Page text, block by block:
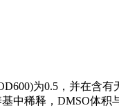
为0.5，并在含有
中稀释，DMSO体积